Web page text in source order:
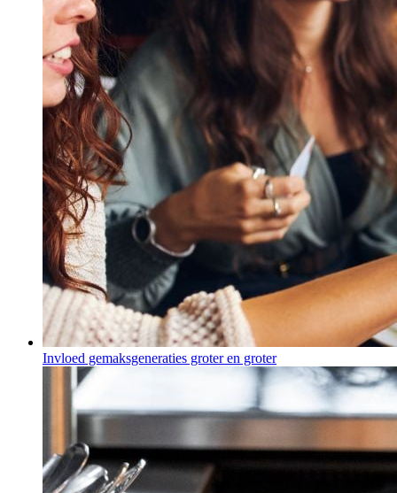
Invloed gemaksgeneraties groter en groter